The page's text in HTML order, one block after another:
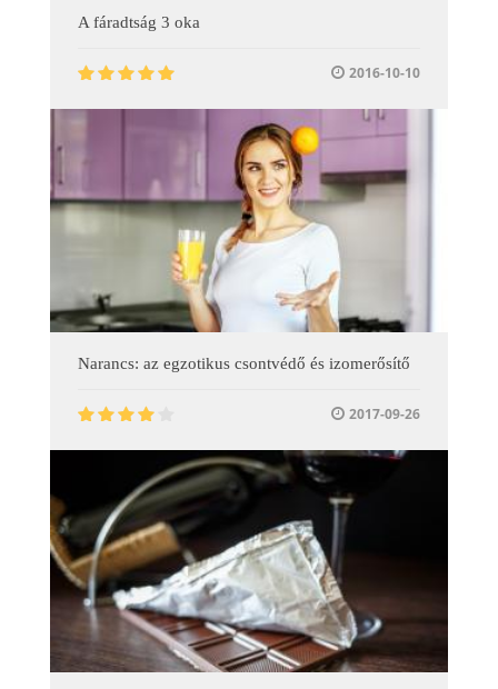
A fáradtság 3 oka
2016-10-10
Narancs: az egzotikus csontvédő és izomerősítő
2017-09-26